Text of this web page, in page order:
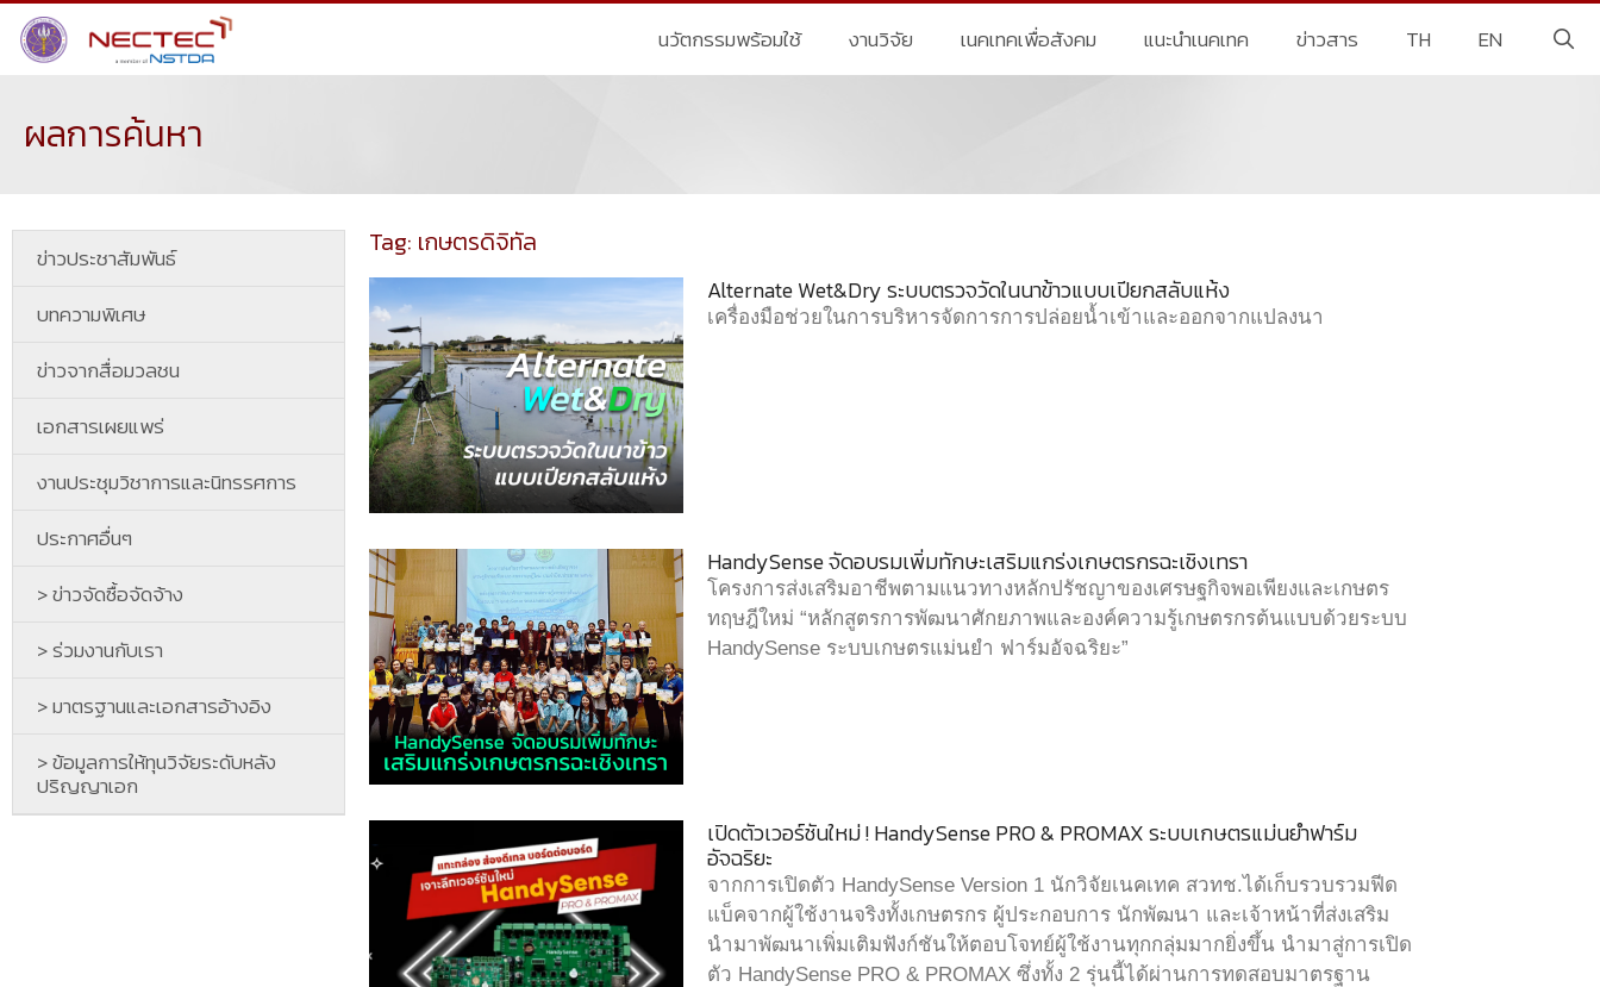
นวัตกรรมพร้อมใช้ งานวิจัย เนคเทคเพื่อสังคม แนะนำเนคเทค ข่าวสาร TH EN
ผลการค้นหา
ข่าวประชาสัมพันธ์
บทความพิเศษ
ข่าวจากสื่อมวลชน
เอกสารเผยแพร่
งานประชุมวิชาการและนิทรรศการ
ประกาศอื่นๆ
> ข่าวจัดซื้อจัดจ้าง
> ร่วมงานกับเรา
> มาตรฐานและเอกสารอ้างอิง
> ข้อมูลการให้ทุนวิจัยระดับหลัง
ปริญญาเอก
Tag: เกษตรดิจิทัล
Alternate Wet&Dry ระบบตรวจวัดในนาข้าวแบบเปียกสลับแห้ง
เครื่องมือช่วยในการบริหารจัดการการปล่อยน้ำเข้าและออกจากแปลงนา
HandySense จัดอบรมเพิ่มทักษะเสริมแกร่งเกษตรกรฉะเชิงเทรา
โครงการส่งเสริมอาชีพตามแนวทางหลักปรัชญาของเศรษฐกิจพอเพียงและเกษตร
ทฤษฎีใหม่ “หลักสูตรการพัฒนาศักยภาพและองค์ความรู้เกษตรกรต้นแบบด้วยระบบ
HandySense ระบบเกษตรแม่นยำ ฟาร์มอัจฉริยะ”
เปิดตัวเวอร์ชันใหม่ ! HandySense PRO & PROMAX ระบบเกษตรแม่นยำฟาร์ม
อัจฉริยะ
จากการเปิดตัว HandySense Version 1 นักวิจัยเนคเทค สวทช.ได้เก็บรวบรวมฟีด
แบ็คจากผู้ใช้งานจริงทั้งเกษตรกร ผู้ประกอบการ นักพัฒนา และเจ้าหน้าที่ส่งเสริม
นำมาพัฒนาเพิ่มเติมฟังก์ชันให้ตอบโจทย์ผู้ใช้งานทุกกลุ่มมากยิ่งขึ้น นำมาสู่การเปิด
ตัว HandySense PRO & PROMAX ซึ่งทั้ง 2 รุ่นนี้ได้ผ่านการทดสอบมาตรฐาน